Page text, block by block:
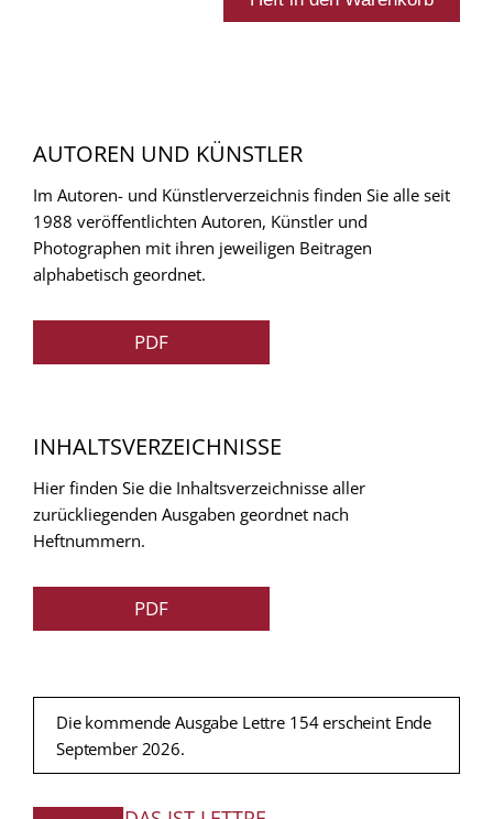
AUTOREN UND KÜNSTLER
Im Autoren- und Künstlerverzeichnis finden Sie alle seit
1988 veröffentlichten Autoren, Künstler und
Photographen mit ihren jeweiligen Beitragen
alphabetisch geordnet.
PDF
INHALTSVERZEICHNISSE
Hier finden Sie die Inhaltsverzeichnisse aller
zurückliegenden Ausgaben geordnet nach
Heftnummern.
PDF
Die kommende Ausgabe Lettre 154 erscheint Ende
September 2026.